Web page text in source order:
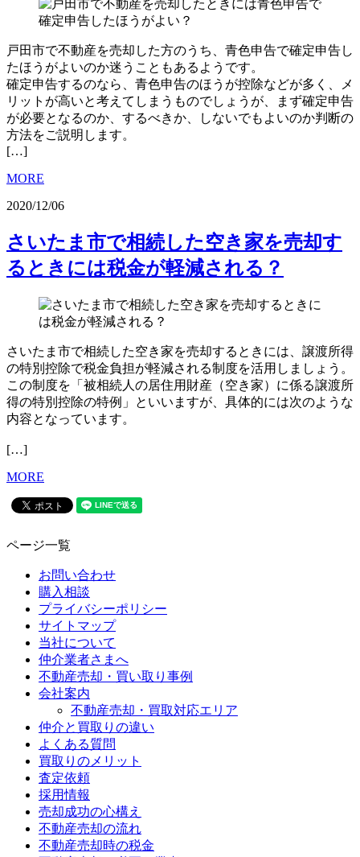
戸田市で不動産を売却した方のうち、青色申告で確定申告し
たほうがよいのか迷うこともあるようです。
確定申告するのなら、青色申告のほうが控除などが多く、メ
リットが高いと考えてしまうものでしょうが、まず確定申告
が必要となるのか、するべきか、しないでもよいのか判断の
方法をご説明します。
[…]
MORE
2020/12/06
さいたま市で相続した空き家を売却す
るときには税金が軽減される？
さいたま市で相続した空き家を売却するときには、譲渡所得
の特別控除で税金負担が軽減される制度を活用しましょう。
この制度を「被相続人の居住用財産（空き家）に係る譲渡所
得の特別控除の特例」といいますが、具体的には次のような
内容となっています。
[…]
MORE
ページ一覧
お問い合わせ
購入相談
プライバシーポリシー
サイトマップ
当社について
仲介業者さまへ
不動産売却・買い取り事例
会社案内
不動産売却・買取対応エリア
仲介と買取りの違い
よくある質問
買取りのメリット
査定依頼
採用情報
売却成功の心構え
不動産売却の流れ
不動産売却時の税金